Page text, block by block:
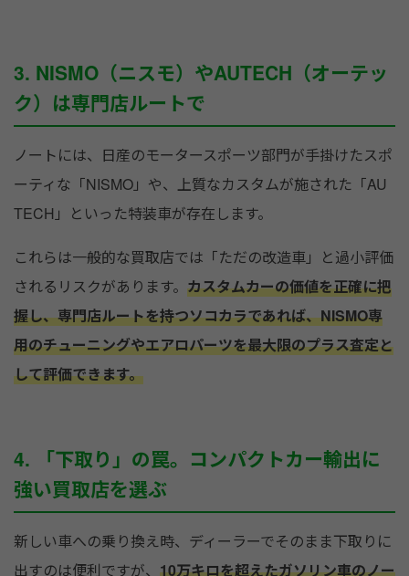
3. NISMO（ニスモ）やAUTECH（オーテッ
ク）は専門店ルートで
ノートには、日産のモータースポーツ部門が手掛けたスポ
ーティな「NISMO」や、上質なカスタムが施された「AU
TECH」といった特装車が存在します。
これらは一般的な買取店では「ただの改造車」と過小評価
されるリスクがあります。 カスタムカーの価値を正確に把
握し、専門店ルートを持つソコカラであれば、NISMO専
用のチューニングやエアロパーツを最大限のプラス査定と
して評価できます。
4. 「下取り」の罠。コンパクトカー輸出に
強い買取店を選ぶ
新しい車への乗り換え時、ディーラーでそのまま下取りに
出すのは便利ですが、 10万キロを超えたガソリン車のノー